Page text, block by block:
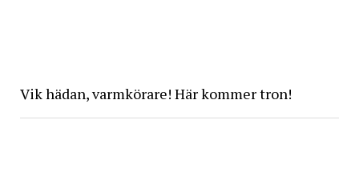
Vik hädan, varmkörare! Här kommer tron!